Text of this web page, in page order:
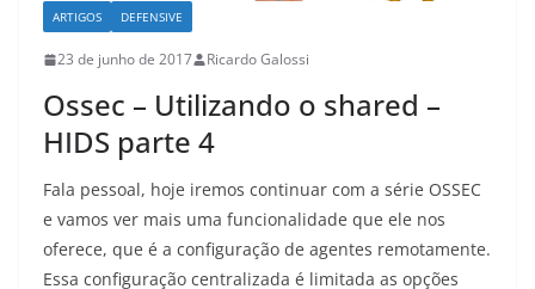
ARTIGOS DEFENSIVE
23 de junho de 2017 Ricardo Galossi
Ossec – Utilizando o shared –
HIDS parte 4
Fala pessoal, hoje iremos continuar com a série OSSEC
e vamos ver mais uma funcionalidade que ele nos
oferece, que é a configuração de agentes remotamente.
Essa configuração centralizada é limitada as opções